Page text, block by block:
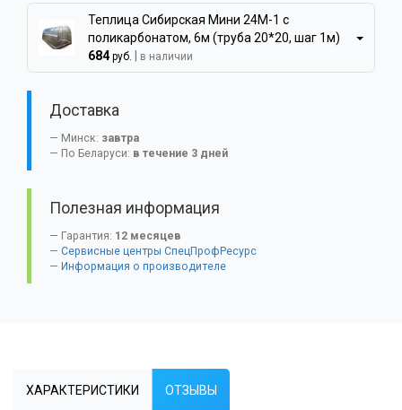
Теплица Сибирская Мини 24М-1 с
поликарбонатом, 6м (труба 20*20, шаг 1м)
684 руб. в наличии
Доставка
Минск: завтра
По Беларуси: в течение 3 дней
Полезная информация
Гарантия: 12 месяцев
Сервисные центры СпецПрофРесурс
Информация о производителе
ХАРАКТЕРИСТИКИ ОТЗЫВЫ